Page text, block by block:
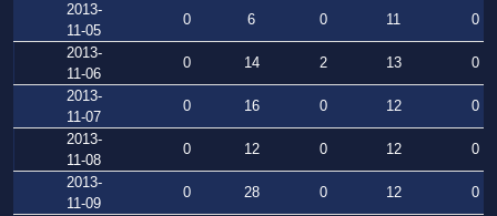
2013-
11-05
0 6 0 11
0
2013-
11-06
0 14 2 13
0
2013-
11-07
0 16 0 12
0
2013-
11-08
0 12 0 12
0
2013-
11-09
0 28 0 12
0